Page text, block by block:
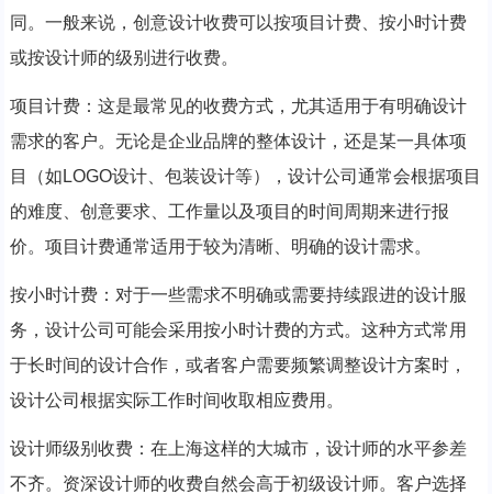
同。一般来说，创意设计收费可以按项目计费、按小时计费
或按设计师的级别进行收费。
项目计费：这是最常见的收费方式，尤其适用于有明确设计
需求的客户。无论是企业品牌的整体设计，还是某一具体项
目（如LOGO设计、包装设计等），设计公司通常会根据项目
的难度、创意要求、工作量以及项目的时间周期来进行报
价。项目计费通常适用于较为清晰、明确的设计需求。
按小时计费：对于一些需求不明确或需要持续跟进的设计服
务，设计公司可能会采用按小时计费的方式。这种方式常用
于长时间的设计合作，或者客户需要频繁调整设计方案时，
设计公司根据实际工作时间收取相应费用。
设计师级别收费：在上海这样的大城市，设计师的水平参差
不齐。资深设计师的收费自然会高于初级设计师。客户选择